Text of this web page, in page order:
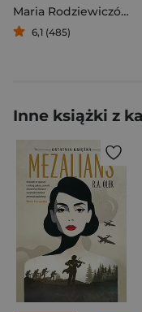
Maria Rodziewiczówna
6,1 (485)
Inne książki z